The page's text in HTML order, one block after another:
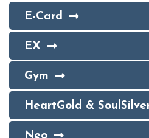
E-Card
EX
Gym
HeartGold &